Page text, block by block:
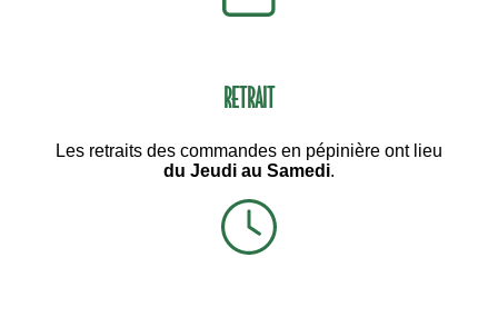
RETRAIT
Les retraits des commandes en pépinière ont lieu
du Jeudi au Samedi.